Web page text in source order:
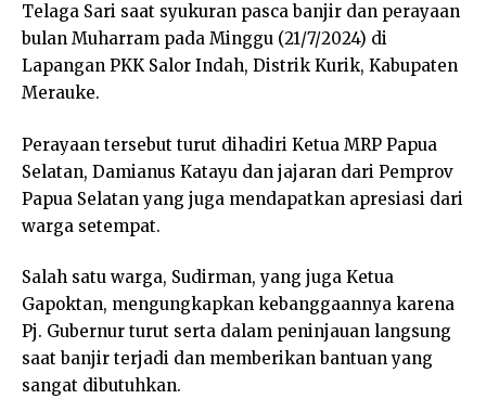
Telaga Sari saat syukuran pasca banjir dan perayaan
bulan Muharram pada Minggu (21/7/2024) di
Lapangan PKK Salor Indah, Distrik Kurik, Kabupaten
Merauke.
Perayaan tersebut turut dihadiri Ketua MRP Papua
Selatan, Damianus Katayu dan jajaran dari Pemprov
Papua Selatan yang juga mendapatkan apresiasi dari
warga setempat.
Salah satu warga, Sudirman, yang juga Ketua
Gapoktan, mengungkapkan kebanggaannya karena
Pj. Gubernur turut serta dalam peninjauan langsung
saat banjir terjadi dan memberikan bantuan yang
sangat dibutuhkan.